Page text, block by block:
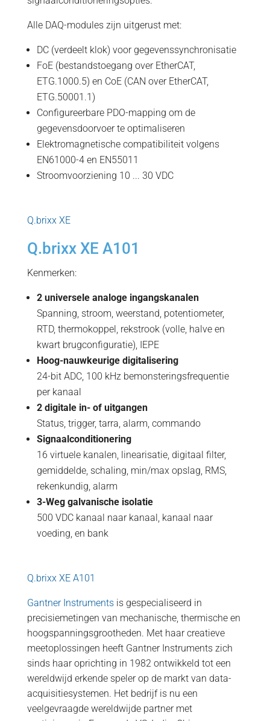
Alle DAQ-modules zijn uitgerust met:
DC (verdeelt klok) voor gegevenssynchronisatie
FoE (bestandstoegang over EtherCAT,
ETG.1000.5) en CoE (CAN over EtherCAT,
ETG.50001.1)
Configureerbare PDO-mapping om de
gegevensdoorvoer te optimaliseren
Elektromagnetische compatibiliteit volgens
EN61000-4 en EN55011
Stroomvoorziening 10 ... 30 VDC
Q.brixx XE
Q.brixx XE A101
Kenmerken:
2 universele analoge ingangskanalen
Spanning, stroom, weerstand, potentiometer,
RTD, thermokoppel, rekstrook (volle, halve en
kwart brugconfiguratie), IEPE
Hoog-nauwkeurige digitalisering
24-bit ADC, 100 kHz bemonsteringsfrequentie
per kanaal
2 digitale in- of uitgangen
Status, trigger, tarra, alarm, commando
Signaalconditionering
16 virtuele kanalen, linearisatie, digitaal filter,
gemiddelde, schaling, min/max opslag, RMS,
rekenkundig, alarm
3-Weg galvanische isolatie
500 VDC kanaal naar kanaal, kanaal naar
voeding, en bank
Q.brixx XE A101
Gantner Instrumentsis gespecialiseerd in
precisiemetingen van mechanische, thermische en
hoogspanningsgrootheden. Met haar creatieve
meetoplossingen heeft Gantner Instruments zich
sinds haar oprichting in 1982 ontwikkeld tot een
wereldwijd erkende speler op de markt van data-
acquisitiesystemen. Het bedrijf is nu een
veelgevraagde wereldwijde partner met